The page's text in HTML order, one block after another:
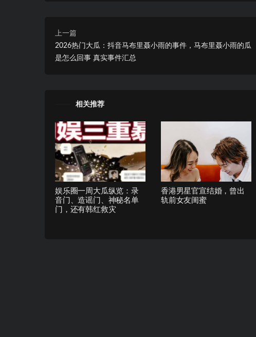
上一篇
2026热门大瓜：抖音马布里聂小雨的事件，马布里聂小雨的瓜
是怎么回事 真实事件汇总
相关推荐
娱乐圈一周大瓜纵览：录
音门、造谣门、神秘名单
门，还有韩红救灾
香港男星官宣结婚，曾出
轨前女友闺蜜